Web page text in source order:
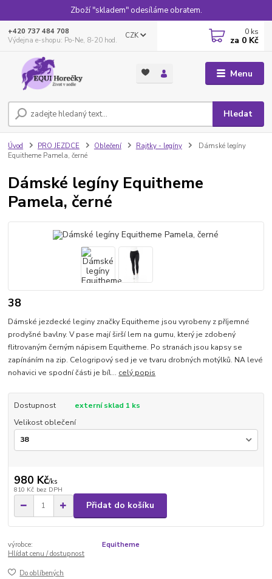
Zboží "skladem" odesíláme obratem.
Menu
CZK
Hledat
+420 737 484 708
Výdejna e-shopu: Po-Ne, 8-20 hod.
0 ks
za 0 Kč
Úvod PRO JEZDCE Oblečení Rajtky - legíny
Dámské legíny
Equitheme Pamela, černé
Dámské legíny Equitheme
Pamela, černé
38
Dámské jezdecké leginy značky Equitheme jsou vyrobeny z příjemné
prodyšné bavlny. V pase mají širší lem na gumu, který je zdobený
flitrovaným černým nápisem Equitheme. Po stranách jsou kapsy se
zapínáním na zip. Celogripový sed je ve tvaru drobných motýlků. NA levé
nohavici ve spodní části je bíl... celý popis
Dostupnost
externí sklad 1 ks
Velikost oblečení
980 Kč/ks
810 Kč bez DPH
Přidat do košíku
výrobce:
Equitheme
Hlídat cenu / dostupnost
Do oblíbených